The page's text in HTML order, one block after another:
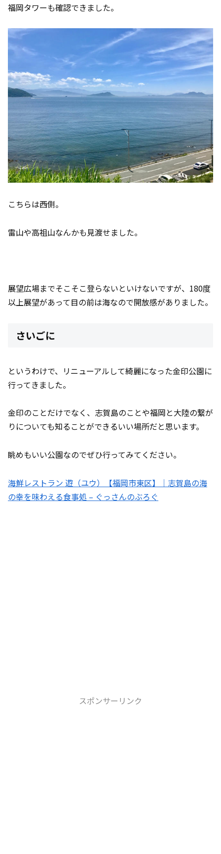
福岡タワーも確認できました。
こちらは西側。
雷山や高祖山なんかも見渡せました。
展望広場までそこそこ登らないといけないですが、180度
以上展望があって目の前は海なので開放感がありました。
さいごに
というわけで、リニューアルして綺麗になった金印公園に
行ってきました。
金印のことだけでなく、志賀島のことや福岡と大陸の繋が
りについても知ることができるいい場所だと思います。
眺めもいい公園なのでぜひ行ってみてください。
海鮮レストラン 遊（ユウ）【福岡市東区】｜志賀島の海
の幸を味わえる食事処 – ぐっさんのぶろぐ
スポンサーリンク